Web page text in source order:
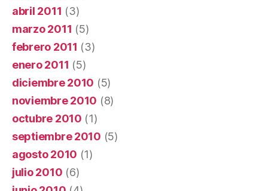
abril 2011 (3)
marzo 2011 (5)
febrero 2011 (3)
enero 2011 (5)
diciembre 2010 (5)
noviembre 2010 (8)
octubre 2010 (1)
septiembre 2010 (5)
agosto 2010 (1)
julio 2010 (6)